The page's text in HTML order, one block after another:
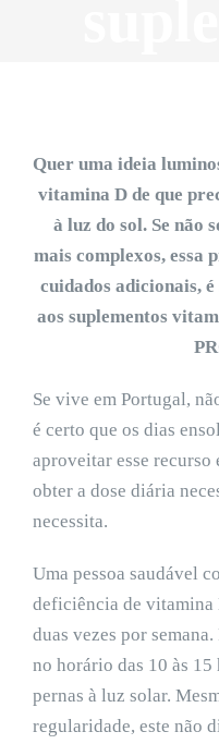
Quer uma ideia
vitamina D de que
à luz do sol. Se não
mais complexos, essa
cuidados adicionais,
aos suplementos
Se vive em Portugal,
é certo que os dias
aproveitar esse recurso
obter a dose diária
necessita.
Uma pessoa saudável
deficiência de vitamina
duas vezes por
no horário das 10 às 15
pernas à luz solar.
regularidade, este não